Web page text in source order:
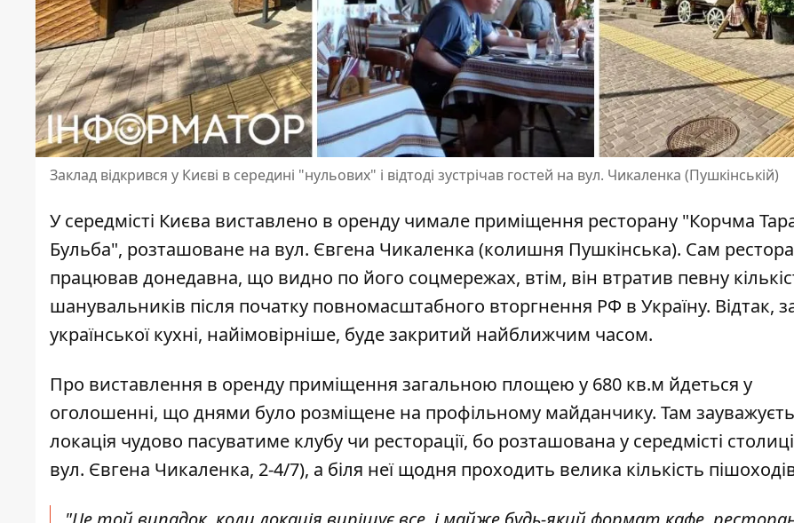
Заклад відкрився у Києві в середині "нульових" і відтоді зустрічав гостей на вул. Чикаленка (Пушкінській)
У середмісті Києва виставлено в оренду чимале приміщення ресторану "Корчма
Бульба", розташоване на вул. Євгена Чикаленка (колишня Пушкінська). Сам
працював донедавна, що видно по його соцмережах, втім, він втратив певну
шанувальників після початку повномасштабного вторгнення РФ в Україну. Відтак,
української кухні, найімовірніше, буде закритий найближчим часом.
Про виставлення в оренду приміщення загальною площею у 680 кв.м йдеться у
оголошенні, що днями було розміщене на профільному майданчику. Там
локація чудово пасуватиме клубу чи ресторації, бо розташована у середмісті
вул. Євгена Чикаленка, 2-4/7), а біля неї щодня проходить велика кількість